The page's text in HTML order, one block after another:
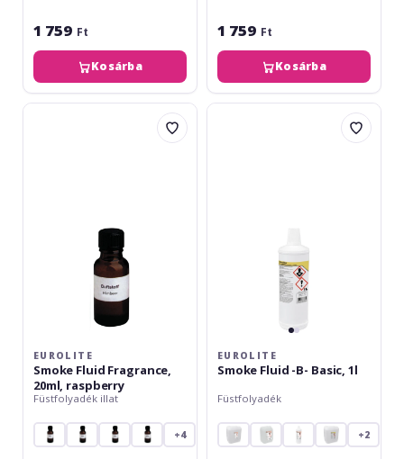
1 759 Ft
Kosárba
1 759 Ft
Kosárba
Eurolite
EUROLITE
Smoke Fluid Fragrance,
20ml, raspberry
Füstfolyadék illat
+4
Eurolite
EUROLITE
Smoke Fluid -B- Basic, 1l
Füstfolyadék
+2